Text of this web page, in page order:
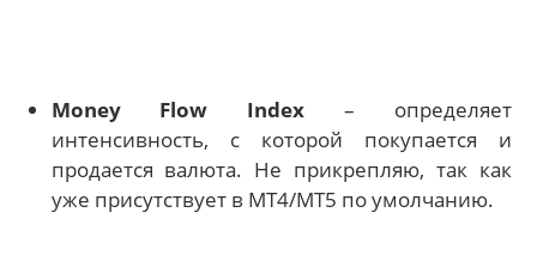
Money Flow Index – определяет
интенсивность, с которой покупается и
продается валюта. Не прикрепляю, так как
уже присутствует в МТ4/МТ5 по умолчанию.